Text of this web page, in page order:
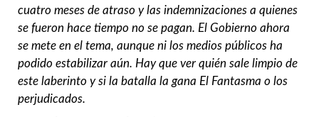
cuatro meses de atraso y las indemnizaciones a quienes
se fueron hace tiempo no se pagan. El Gobierno ahora
se mete en el tema, aunque ni los medios públicos ha
podido estabilizar aún. Hay que ver quién sale limpio de
este laberinto y si la batalla la gana El Fantasma o los
perjudicados.